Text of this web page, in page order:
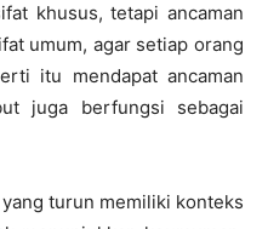
khusus, tetapi ancaman
umum, agar setiap orang
itu mendapat ancaman
juga berfungsi sebagai
turun memiliki konteks